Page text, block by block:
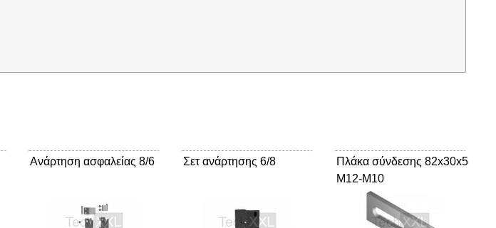
Ανάρτηση ασφαλείας 8/6 Σετ ανάρτησης 6/8
Πλάκα σύνδεσης 82x30x5
M12-M10